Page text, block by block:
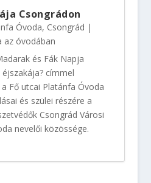
Csongrádon
Óvoda, Csongrád |
az óvodában
és Fák Napja
címmel
Fő utcai Platánfa Óvoda
és szülei részére a
Csongrád Városi
nevelői közössége.